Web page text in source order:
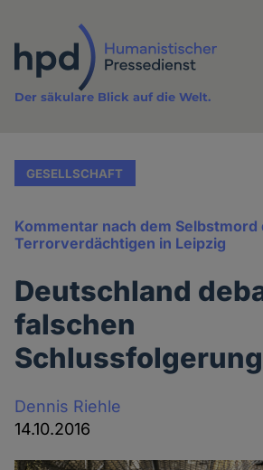
Inhalt
Der säkulare Blick auf die Welt.
GESELLSCHAFT
Kommentar nach dem Selbstmord
Terrorverdächtigen in Leipzig
Deutschland
falschen
Dennis Riehle
14.10.2016